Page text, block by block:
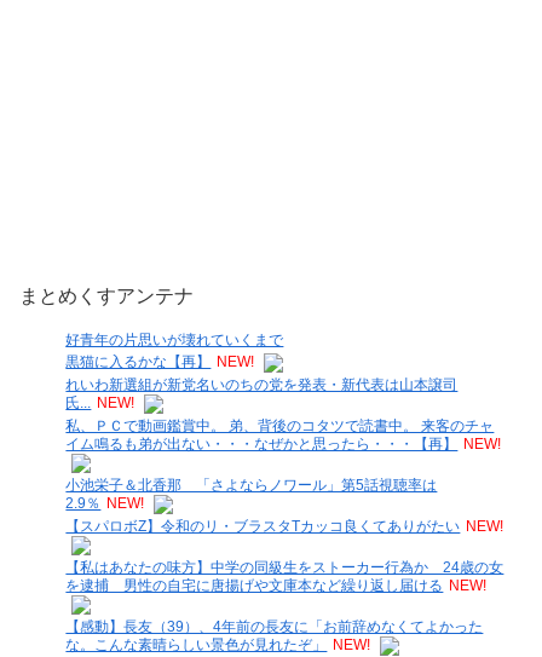
まとめくすアンテナ
好青年の片思いが壊れていくまで
黒猫に入るかな【再】
NEW!
れいわ新選組が新党名いのちの党を発表・新代表は山本譲司
氏... NEW!
私、ＰＣで動画鑑賞中。 弟、背後のコタツで読書中。 来客のチャ
イム鳴るも弟が出ない・・・なぜかと思ったら・・・【再】
NEW!
小池栄子＆北香那 「さよならノワール」第5話視聴率は
2.9％
NEW!
【スパロボZ】令和のリ・ブラスタTカッコ良くてありがたい NEW!
【私はあなたの味方】中学の同級生をストーカー行為か 24歳の女
を逮捕 男性の自宅に唐揚げや文庫本など繰り返し届ける NEW!
【感動】長友（39）、4年前の長友に「お前辞めなくてよかった
な。こんな素晴らしい景色が見れたぞ」
NEW!